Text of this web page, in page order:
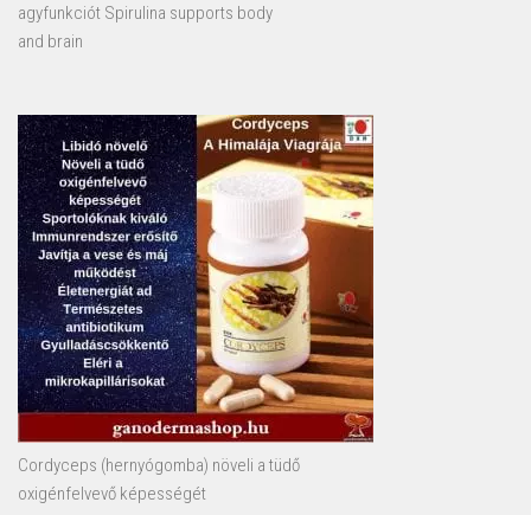
agyfunkciót Spirulina supports body
and brain
Cordyceps (hernyógomba) növeli a tüdő
oxigénfelvevő képességét